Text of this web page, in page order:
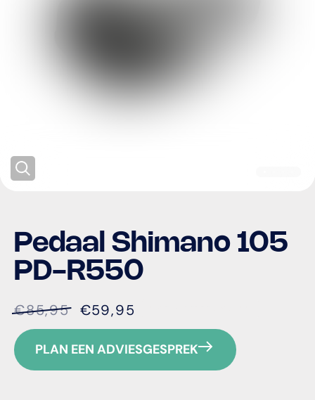
Pedaal Shimano 105
PD-R550
€85,95 €59,95
PLAN EEN ADVIESGESPREK